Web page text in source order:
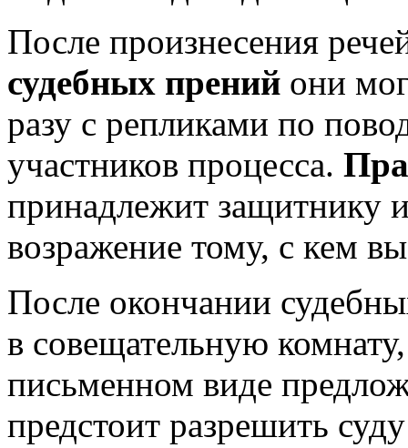
После произнесения
судебных прений они
разу с репликами по
участников процесса.
принадлежит защитнику
возражение тому, с кем
После окончании
в совещательную
письменном виде
предстоит разрешить